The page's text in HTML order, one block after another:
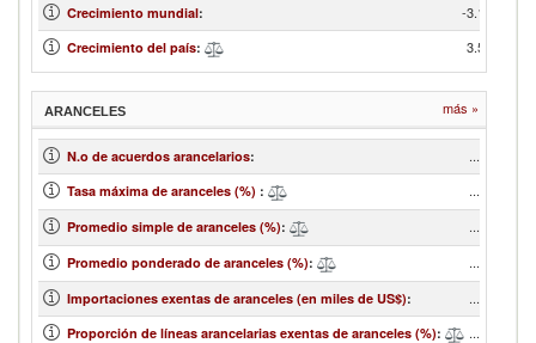
Crecimiento mundial: -3.13
Crecimiento del país: 3.58
ARANCELES más »
N.o de acuerdos arancelarios: ...
Tasa máxima de aranceles (%) : ...
Promedio simple de aranceles (%): ...
Promedio ponderado de aranceles (%): ...
Importaciones exentas de aranceles (en miles de US$): ...
Proporción de líneas arancelarias exentas de aranceles (%): ...